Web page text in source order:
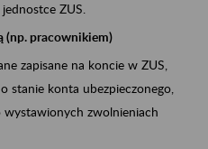
ZUS.
(np. pracownikiem)
zapisane na koncie w ZUS,
stanie konta ubezpieczonego,
zwolnieniach